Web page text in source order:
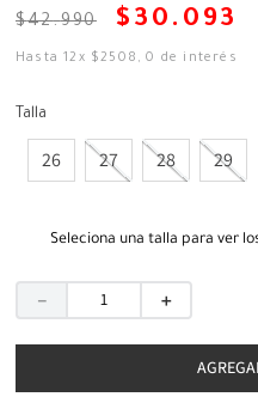
$42.990 $ 30 . 093
Hasta12 x $2508 ,0 de interés
Talla
26 27 28 29
Seleciona una talla para ver
＋
－